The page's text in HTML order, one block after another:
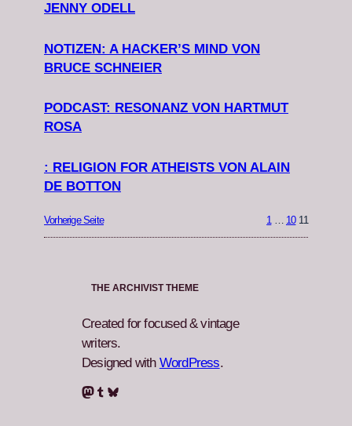
JENNY ODELL
NOTIZEN: A HACKER’S MIND VON
BRUCE SCHNEIER
PODCAST: RESONANZ VON HARTMUT
ROSA
: RELIGION FOR ATHEISTS VON ALAIN
DE BOTTON
Vorherige Seite 1 10 11
THE ARCHIVIST THEME
Created for focused & vintage
writers.
Designed with WordPress.
Mastodon Tumblr Bluesky